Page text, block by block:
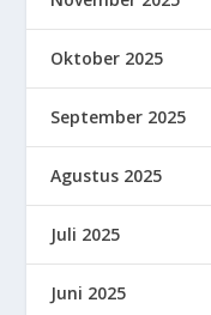
Oktober 2025
September 2025
Agustus 2025
Juli 2025
Juni 2025